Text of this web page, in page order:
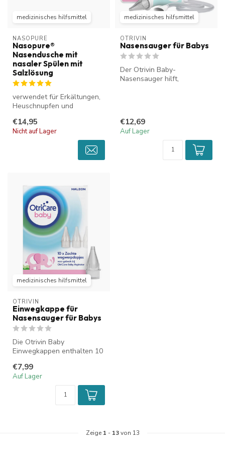
medizinisches hilfsmittel
NASOPURE
Nasopure®
Nasendusche mit
nasaler Spülen mit
Salzlösung
verwendet für Erkältungen,
Heuschnupfen und
Entzündungen werden...
€14,95
Nicht auf Lager
medizinisches hilfsmittel
OTRIVIN
Nasensauger für Babys
Der Otrivin Baby-
Nasensauger hilft,
€12,69
Auf Lager
medizinisches hilfsmittel
OTRIVIN
Einwegkappe für
Nasensauger für Babys
Die Otrivin Baby
Einwegkappen enthalten 10
einem absorbi...
€7,99
Auf Lager
Zeige 1 - 13von 13